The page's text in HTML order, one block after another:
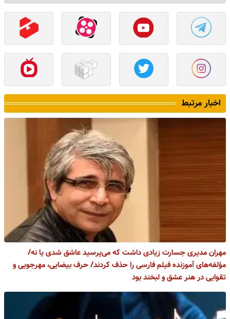
اخبار مرتبط
مهران مدیری جسارت زیادی داشت که می‌پرسید عاشق شدی یا نه/
مؤلفه‌های آموزنده فیلم فارسی را حذف کردند/ حرف بیضایی، مهرجویی و
تقوایی در هنر عشق و لبخند بود